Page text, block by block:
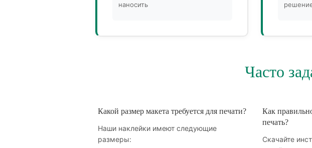
наносить
Часто
Какой размер макета требуется для печати?
Наши наклейки имеют следующие
размеры:
Как
печать?
Скачайте